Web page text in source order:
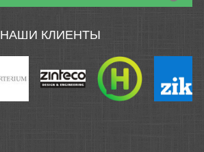
НАШИ КЛИЕНТЫ